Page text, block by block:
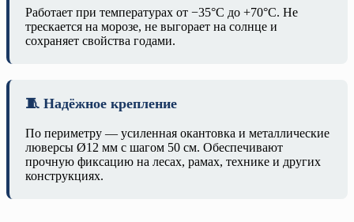
Работает при температурах от −35°C до +70°C. Не
трескается на морозе, не выгорает на солнце и
сохраняет свойства годами.
🧵 Надёжное крепление
По периметру — усиленная окантовка и металлические
люверсы Ø12 мм с шагом 50 см. Обеспечивают
прочную фиксацию на лесах, рамах, технике и других
конструкциях.